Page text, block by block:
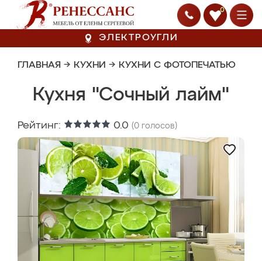
0
ЭЛЕКТРОУГЛИ
ГЛАВНАЯ → КУХНИ → КУХНИ С ФОТОПЕЧАТЬЮ
Кухня "Сочный лайм"
Рейтинг: 0.0 (0 голосов)